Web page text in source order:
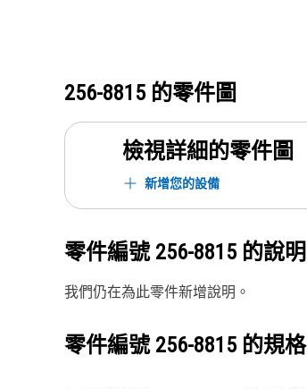
256-8815 的零件圖
檢視詳細的零件圖
新增您的設備
零件編號 256-8815 的說明
我們仍在為此零件新增說明。
零件編號 256-8815 的規格